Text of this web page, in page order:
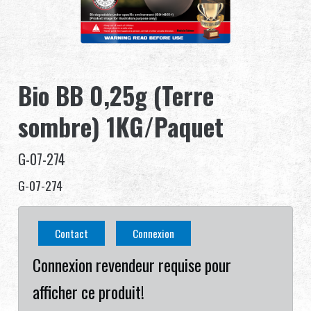
À propos de nous
Competitions & Event
Support
Se connecter
繁體中文
Français 日本語
Bio BB 0,25g (Terre
sombre) 1KG/Paquet
G-07-274
G-07-274
Contact Connexion
Connexion revendeur requise pour
afficher ce produit!